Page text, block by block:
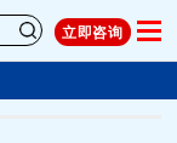
立即咨询